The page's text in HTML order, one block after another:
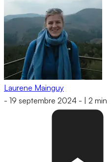
Laurene Mainguy
- 19 septembre 2024 - 2 min